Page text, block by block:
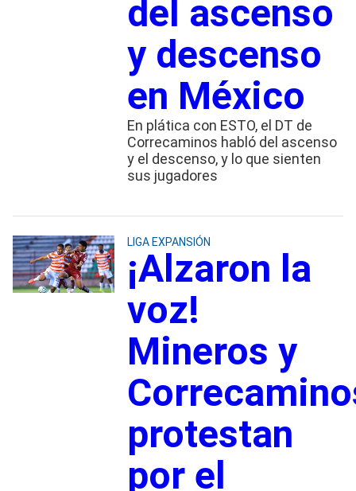
del ascenso
y descenso
en México
En plática con ESTO, el DT de
Correcaminos habló del ascenso
y el descenso, y lo que sienten
sus jugadores
LIGA EXPANSIÓN
¡Alzaron la
voz!
Mineros y
protestan
por el